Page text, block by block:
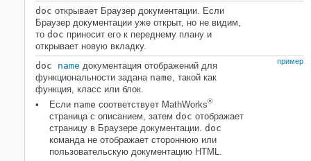
Входные параметры
Советы
Смотрите также
doc открывает Браузер документации. Если
Браузер документации уже открыт, но не видим,
то doc приносит его к переднему плану и
открывает новую вкладку.
пример
doc name документация отображений для
функциональности задана name, такой как
функция, класс или блок.
Если name соответствует MathWorks®
страница с описанием, затем doc отображает
страницу в Браузере документации. doc
команда не отображает стороннюю или
пользовательскую документацию HTML.